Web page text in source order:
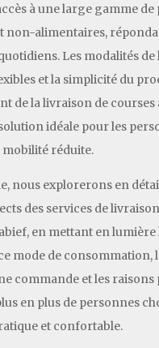
à une large gamme
non-alimentaires,
Les modalités
et la simplicité du
de la livraison de courses
idéale pour les
mobilité réduite.
nous explorerons en
des services de
en mettant en lumière
mode de consommation,
commande et les raisons
en plus de personnes
et confortable.